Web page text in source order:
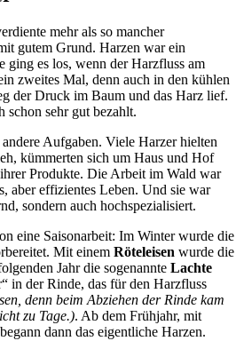
mehr als so mancher
gutem Grund. Harzen war ein
ging es los, wenn der Harzfluss am
zweites Mal, denn auch in den kühlen
der Druck im Baum und das Harz lief.
schon sehr gut bezahlt.
Aufgaben. Viele Harzer hielten
kümmerten sich um Haus und Hof
Produkte. Die Arbeit im Wald war
aber effizientes Leben. Und sie war
sondern auch hochspezialisiert.
eine Saisonarbeit: Im Winter wurde die
Mit einem Röteleisen wurde die
Jahr die sogenannte Lachte
in der Rinde, das für den Harzfluss
denn beim Abziehen der Rinde kam
zu Tage.). Ab dem Frühjahr, mit
dann das eigentliche Harzen.